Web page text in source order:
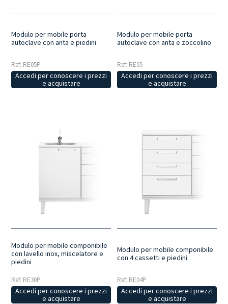
Modulo per mobile porta
autoclave con anta e piedini
Ref: RE05P
Accedi per conoscere i prezzi
e acquistare
Modulo per mobile porta
autoclave con anta e zoccolino
Ref: RE05
Accedi per conoscere i prezzi
e acquistare
Modulo per mobile componibile
con lavello inox, miscelatore e
piedini
Ref: RE30P
Accedi per conoscere i prezzi
e acquistare
Modulo per mobile componibile
con 4 cassetti e piedini
Ref: RE04P
Accedi per conoscere i prezzi
e acquistare